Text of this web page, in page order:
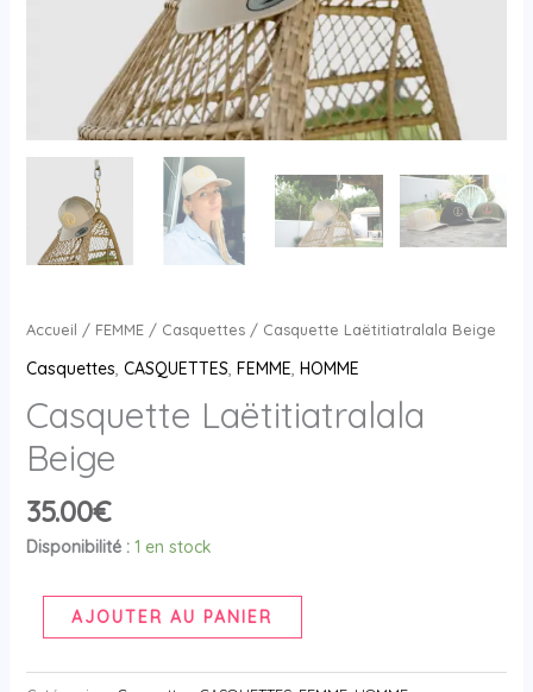
Accueil / FEMME/ Casquettes/ Casquette Laëtitiatralala Beige
Casquettes, CASQUETTES, FEMME, HOMME
Casquette Laëtitiatralala
Beige
35.00€
Disponibilité : 1 en stock
AJOUTER AU PANIER